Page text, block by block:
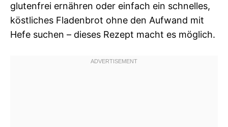
glutenfrei ernähren oder einfach ein schnelles,
köstliches Fladenbrot ohne den Aufwand mit
Hefe suchen – dieses Rezept macht es möglich.